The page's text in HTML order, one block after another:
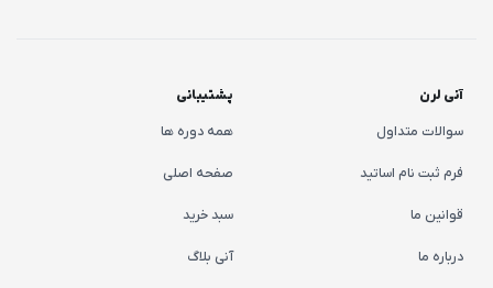
آنی لرن
سوالات متداول
فرم ثبت نام اساتید
قوانین ما
درباره ما
پشتیبانی
همه دوره ها
صفحه اصلی
سبد خرید
آنی بلاگ